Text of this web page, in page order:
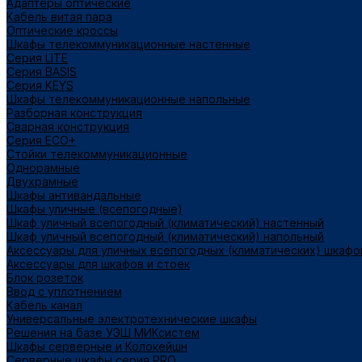
Адаптеры оптические
Кабель витая пара
Оптические кроссы
Шкафы телекоммуникационные настенные
Cерия LITE
Cерия BASIS
Cерия KEYS
Шкафы телекоммуникационные напольные
Разборная конструкция
Сварная конструкция
Серия ECO+
Стойки телекоммуникационные
Однорамные
Двухрамные
Шкафы антивандальные
Шкафы уличные (всепогодные)
Шкаф уличный всепогодный (климатический) настенный
Шкаф уличный всепогодный (климатический) напольный
Аксессуары для уличных всепогодных (климатических)
Аксессуары для шкафов и стоек
Блок розеток
Ввод с уплотнением
Кабель канал
Универсальные электротехнические шкафы
Решения на базе УЭШ МИКсистем
Шкафы серверные и Колокейшн